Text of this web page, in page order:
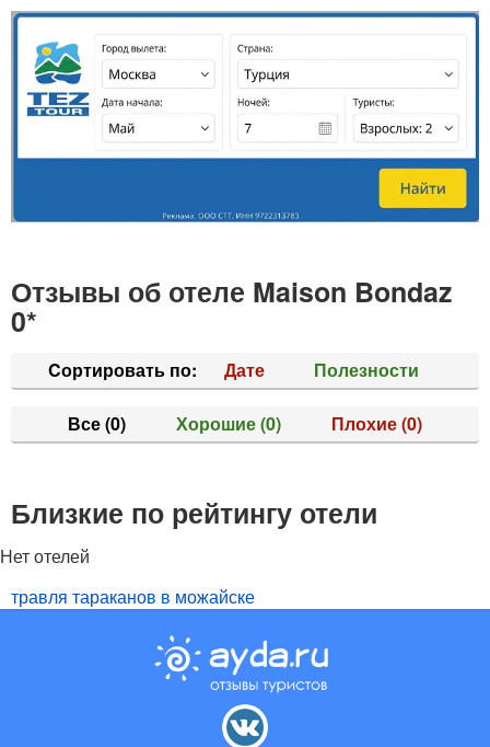
Отзывы об отеле Maison Bondaz
0*
Cортировать по: Дате Полезности
Все(0) Хорошие(0) Плохие(0)
Близкие по рейтингу отели
Нет отелей
травля тараканов в можайске